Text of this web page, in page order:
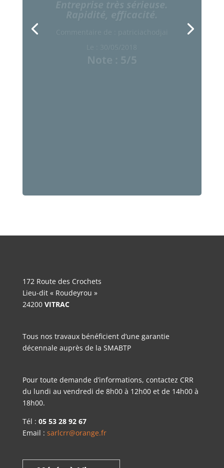
Rapidité, efficacité.
172 Route des Crochets
Lieu-dit « Roudeyrou »
24200 VITRAC
Tous nos travaux bénéficient d’une garantie
décennale auprès de la SMABTP
Pour toute demande d’informations, contactez CRR
du lundi au vendredi de 8h00 à 12h00 et de 14h00 à
18h00.
Tél : 05 53 28 92 67
Email : sarlcrr@orange.fr